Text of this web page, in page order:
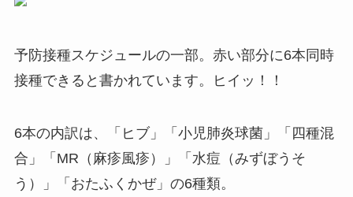
予防接種スケジュールの一部。赤い部分に6本同時
接種できると書かれています。ヒイッ！！
6本の内訳は、「ヒブ」「小児肺炎球菌」「四種混
合」「MR（麻疹風疹）」「水痘（みずぼうそ
う）」「おたふくかぜ」の6種類。